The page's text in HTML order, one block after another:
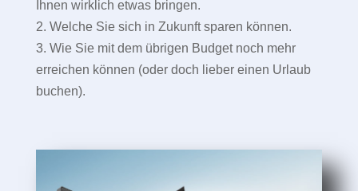
Ihnen wirklich etwas bringen.
2. Welche Sie sich in Zukunft sparen können.
3. Wie Sie mit dem übrigen Budget noch mehr
erreichen können (oder doch lieber einen Urlaub
buchen).